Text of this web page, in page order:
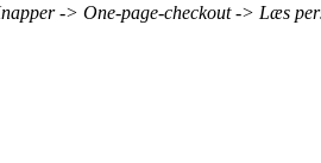
-> One-page-checkout -> Læs